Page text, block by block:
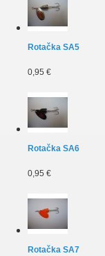
Rotačka SA5
0,95 €
Rotačka SA6
0,95 €
Rotačka SA7